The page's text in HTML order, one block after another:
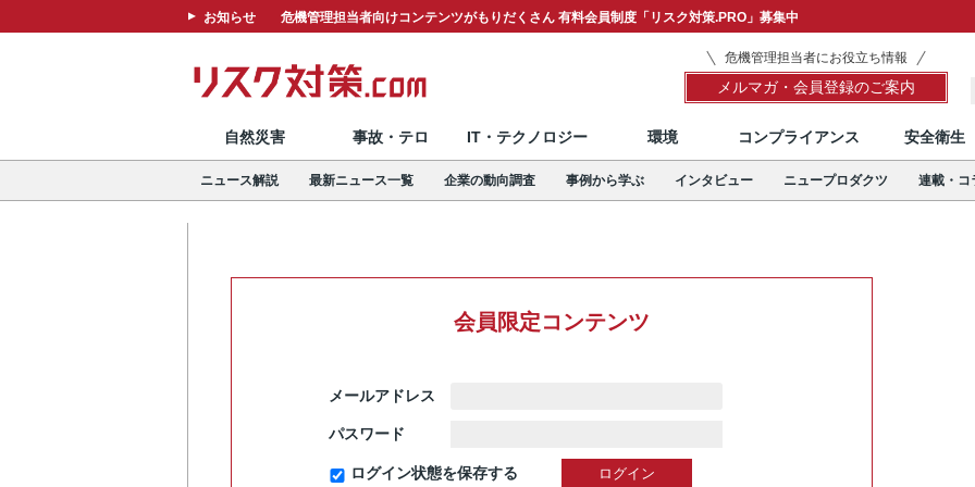
お知らせ 危機管理担当者向けコンテンツがもりだくさん 有料会員制度「リスク対策.PRO」募集中
危機管理担当者にお役立ち情報
メルマガ・会員登録のご案内
自然災害 事故・テロ IT・テクノロジー 環境 コンプライアンス 安全衛生
ニュース解説 最新ニュース一覧 企業の動向調査 事例から学ぶ インタビュー ニュープロダクツ 連載・コ
会員限定コンテンツ
メールアドレス
パスワード
ログイン状態を保存する